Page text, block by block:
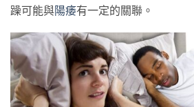
躁可能與陽痿有一定的關聯。